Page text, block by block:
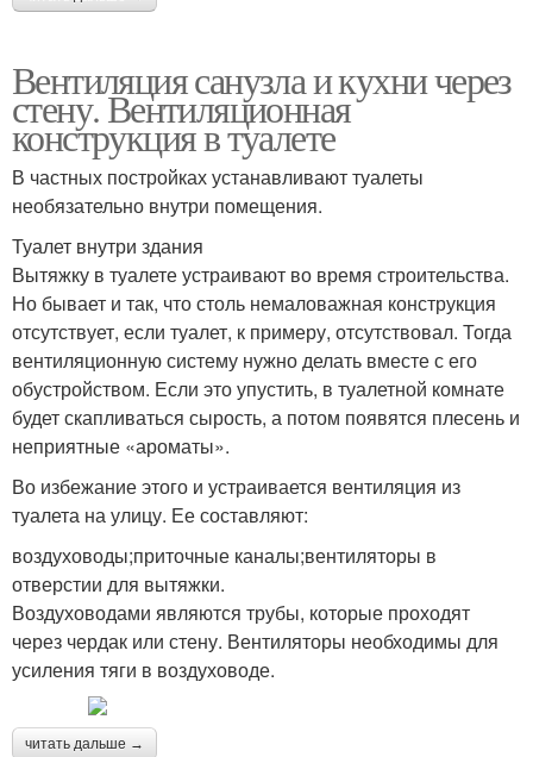
Вентиляция санузла и кухни через
стену. Вентиляционная
конструкция в туалете
В частных постройках устанавливают туалеты
необязательно внутри помещения.
Туалет внутри здания
Вытяжку в туалете устраивают во время строительства.
Но бывает и так, что столь немаловажная конструкция
отсутствует, если туалет, к примеру, отсутствовал. Тогда
вентиляционную систему нужно делать вместе с его
обустройством. Если это упустить, в туалетной комнате
будет скапливаться сырость, а потом появятся плесень и
неприятные «ароматы».
Во избежание этого и устраивается вентиляция из
туалета на улицу. Ее составляют:
воздуховоды;приточные каналы;вентиляторы в
отверстии для вытяжки.
Воздуховодами являются трубы, которые проходят
через чердак или стену. Вентиляторы необходимы для
усиления тяги в воздуховоде.
читать дальше →